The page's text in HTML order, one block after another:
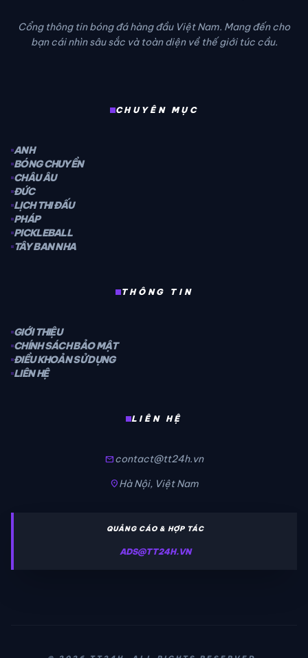
Cổng thông tin bóng đá hàng đầu Việt Nam. Mang đến cho
bạn cái nhìn sâu sắc và toàn diện về thế giới túc cầu.
CHUYÊN MỤC
ANH
BÓNG CHUYỀN
CHÂU ÂU
ĐỨC
LỊCH THI ĐẤU
PHÁP
PICKLEBALL
TÂY BAN NHA
THÔNG TIN
GIỚI THIỆU
CHÍNH SÁCH BẢO MẬT
ĐIỀU KHOẢN SỬ DỤNG
LIÊN HỆ
LIÊN HỆ
mailcontact@tt24h.vn
location_onHà Nội, Việt Nam
QUẢNG CÁO & HỢP TÁC
ADS@TT24H.VN